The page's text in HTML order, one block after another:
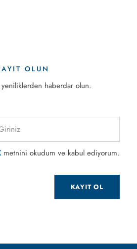
OLUN
yeniliklerden haberdar olun.
metnini okudum ve kabul ediyorum.